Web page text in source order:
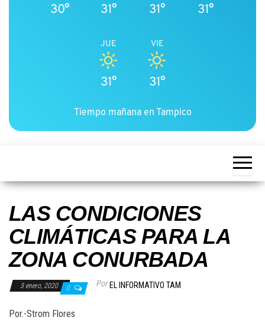
30° 31° 31° 31°
JUE
31°
VIE
31°
Tiempo mañana en Tampico
LAS CONDICIONES
CLIMÁTICAS PARA LA
ZONA CONURBADA
3 enero, 2020 0 Por EL INFORMATIVO TAM
Por.-Strom Flores